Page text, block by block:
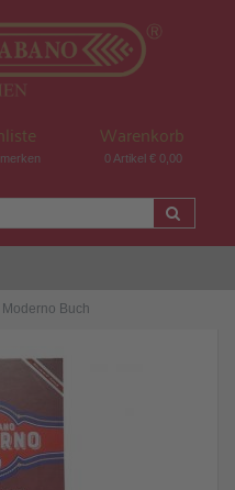
Warenkorb
0 Artikel € 0,00
Buch